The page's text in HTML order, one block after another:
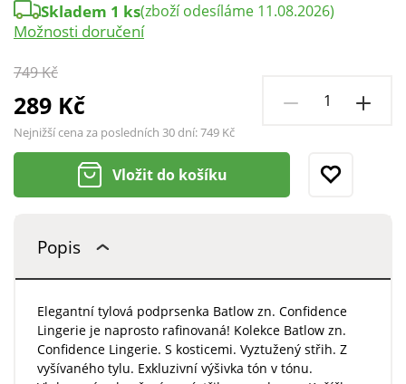
749 Kč
289 Kč
Nejnižší cena za posledních 30 dní:749 Kč
Skladem 1 ks(zboží odesíláme 11.08.2026)
Možnosti doručení
Vložit do košíku
Popis
Elegantní tylová podprsenka Batlow zn. Confidence
Lingerie je naprosto rafinovaná! Kolekce Batlow zn.
Confidence Lingerie. S kosticemi. Vyztužený střih. Z
vyšívaného tylu. Exkluzivní výšivka tón v tónu.